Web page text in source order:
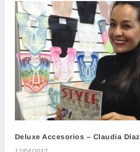
Deluxe Accesorios – Claudia Díaz